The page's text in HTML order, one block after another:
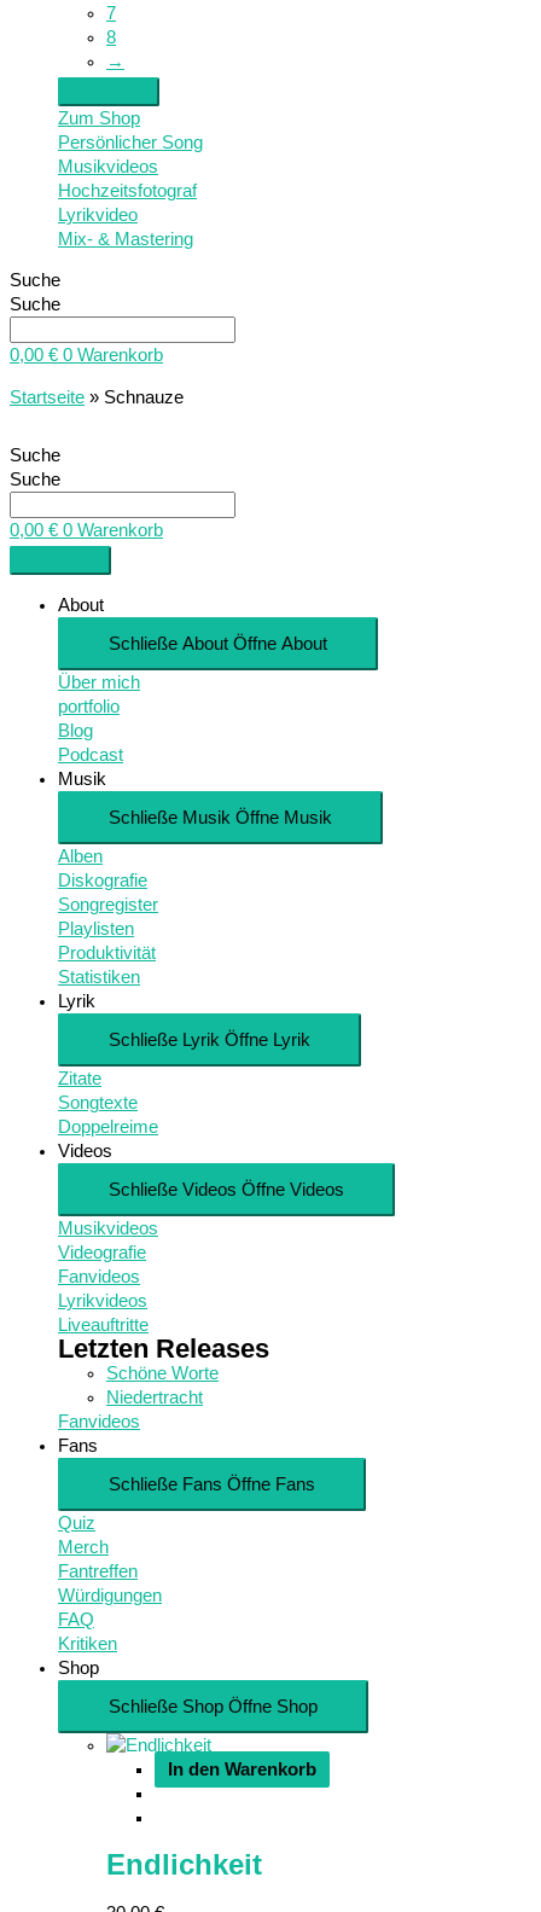
7
8
→
Zum Shop
Persönlicher Song
Musikvideos
Hochzeitsfotograf
Lyrikvideo
Mix- & Mastering
Suche
Suche
0,00 € 0 Warenkorb
Startseite » Schnauze
Suche
Suche
0,00 € 0 Warenkorb
About
Schließe About Öffne About
Über mich
portfolio
Blog
Podcast
Musik
Schließe Musik Öffne Musik
Alben
Diskografie
Songregister
Playlisten
Produktivität
Statistiken
Lyrik
Schließe Lyrik Öffne Lyrik
Zitate
Songtexte
Doppelreime
Videos
Schließe Videos Öffne Videos
Musikvideos
Videografie
Fanvideos
Lyrikvideos
Liveauftritte
Letzten Releases
Schöne Worte
Niedertracht
Fanvideos
Fans
Schließe Fans Öffne Fans
Quiz
Merch
Fantreffen
Würdigungen
FAQ
Kritiken
Shop
Schließe Shop Öffne Shop
In den Warenkorb
Endlichkeit